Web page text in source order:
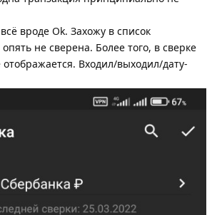
вроде Ok. Захожу в список
не сверена. Более того, в сверке
отображается. Входил/выходил/дату-